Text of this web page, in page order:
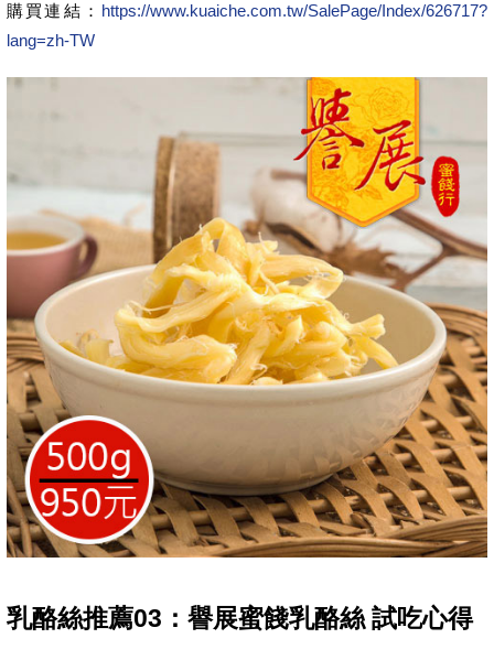
購買連結： https://www.kuaiche.com.tw/SalePage/Index/626717?
lang=zh-TW
乳酪絲推薦03：譽展蜜餞乳酪絲 試吃心得